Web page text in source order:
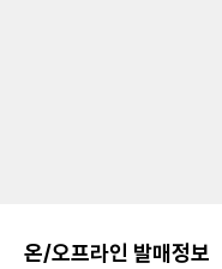
온/오프라인 발매정보